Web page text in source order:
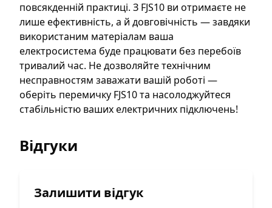
повсякденній практиці. З FJS10 ви отримаєте не
лише ефективність, а й довговічність — завдяки
використаним матеріалам ваша
електросистема буде працювати без перебоїв
тривалий час. Не дозволяйте технічним
несправностям заважати вашій роботі —
оберіть перемичку FJS10 та насолоджуйтеся
стабільністю ваших електричних підключень!
Відгуки
Залишити відгук